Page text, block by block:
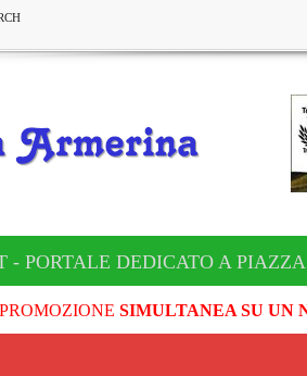
PORTALE DEDICATO A
SIMULTANEA SU UN